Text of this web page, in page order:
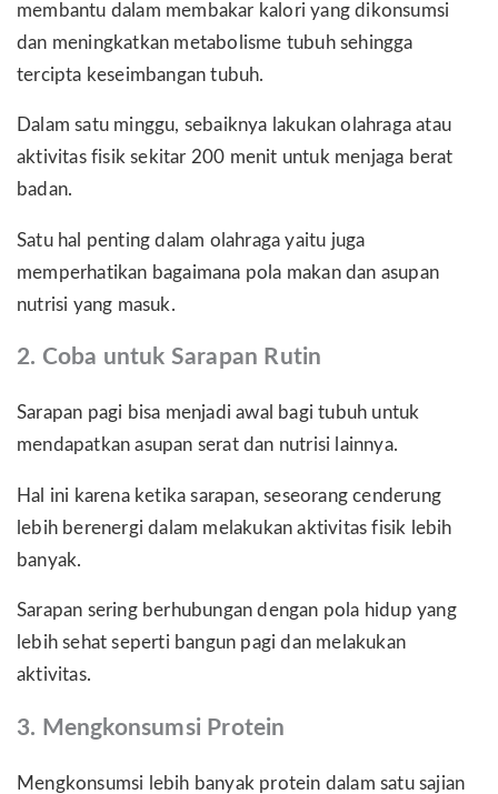
membantu dalam membakar kalori yang dikonsumsi
dan meningkatkan metabolisme tubuh sehingga
tercipta keseimbangan tubuh.
Dalam satu minggu, sebaiknya lakukan olahraga atau
aktivitas fisik sekitar 200 menit untuk menjaga berat
badan.
Satu hal penting dalam olahraga yaitu juga
memperhatikan bagaimana pola makan dan asupan
nutrisi yang masuk.
2. Coba untuk Sarapan Rutin
Sarapan pagi bisa menjadi awal bagi tubuh untuk
mendapatkan asupan serat dan nutrisi lainnya.
Hal ini karena ketika sarapan, seseorang cenderung
lebih berenergi dalam melakukan aktivitas fisik lebih
banyak.
Sarapan sering berhubungan dengan pola hidup yang
lebih sehat seperti bangun pagi dan melakukan
aktivitas.
3. Mengkonsumsi Protein
Mengkonsumsi lebih banyak protein dalam satu sajian